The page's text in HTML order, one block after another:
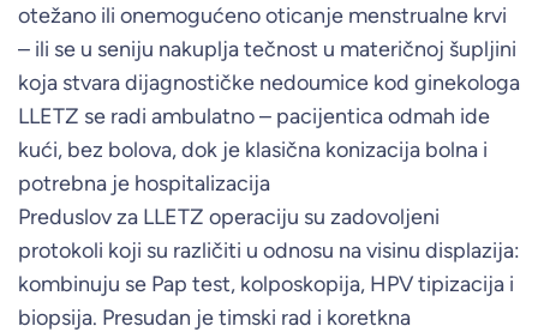
otežano ili onemogućeno oticanje menstrualne krvi
– ili se u seniju nakuplja tečnost u materičnoj šupljini
koja stvara dijagnostičke nedoumice kod ginekologa
LLETZ se radi ambulatno – pacijentica odmah ide
kući, bez bolova, dok je klasična konizacija bolna i
potrebna je hospitalizacija
Preduslov za LLETZ operaciju su zadovoljeni
protokoli koji su različiti u odnosu na visinu displazija:
kombinuju se Pap test, kolposkopija, HPV tipizacija i
biopsija. Presudan je timski rad i koretkna